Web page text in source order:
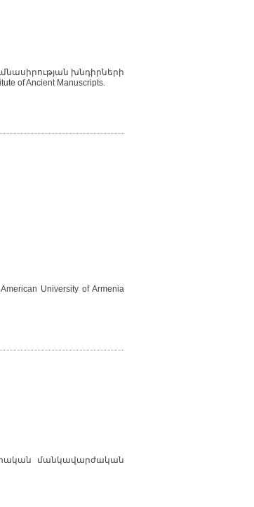
խնդիրների
of Ancient Manuscripts.
University of Armenia
մանկավարժական